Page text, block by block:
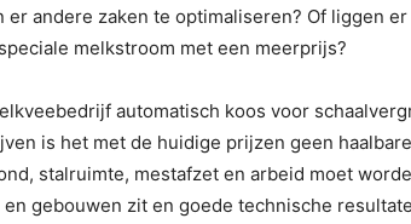
er andere zaken te optimaliseren? Of liggen
melkstroom met een meerprijs?
automatisch koos voor
is het met de huidige prijzen geen
stalruimte, mestafzet en arbeid moet
gebouwen zit en goede technische